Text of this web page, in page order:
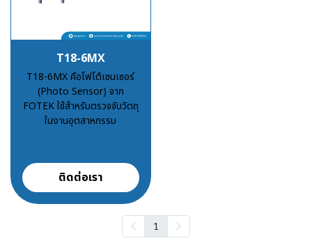
T18-6MX
T18-6MX คือโฟโต้เซนเซอร์
(Photo Sensor) จาก
FOTEK ใช้สำหรับตรวจจับวัตถุ
ในงานอุตสาหกรรม
ติดต่อเรา
1